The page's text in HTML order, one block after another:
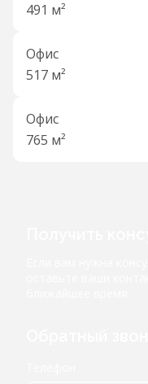
491 м²
Офис
517 м²
Офис
765 м²